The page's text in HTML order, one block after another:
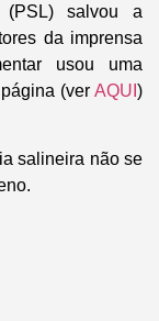
(PSL) salvou a
da imprensa
usou uma
(ver AQUI )
salineira não se